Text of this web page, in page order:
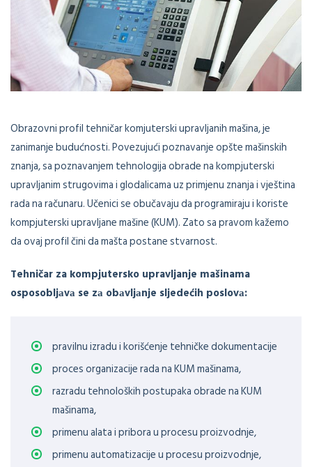
Obrazovni profil tehničar komjuterski upravljanih mašina, je
zanimanje budućnosti. Povezujući poznavanje opšte mašinskih
znanja, sa poznavanjem tehnologija obrade na kompjuterski
upravljanim strugovima i glodalicama uz primjenu znanja i vještina
rada na računaru. Učenici se obučavaju da programiraju i koriste
kompjuterski upravljane mašine (KUM). Zato sa pravom kažemo
da ovaj profil čini da mašta postane stvarnost.
Tehničar za kompjutersko upravljanje mašinama
osposobljаvа se zа obаvljаnje sljedećih poslovа:
pravilnu izradu i korišćenje tehničke dokumentacije
proces organizacije rada na KUM mašinama,
razradu tehnoloških postupaka obrade na KUM
mašinama,
primenu alata i pribora u procesu proizvodnje,
primenu automatizacije u procesu proizvodnje,